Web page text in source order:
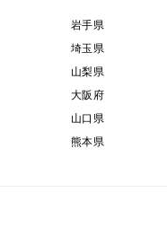
岩手県
埼玉県
山梨県
大阪府
山口県
熊本県